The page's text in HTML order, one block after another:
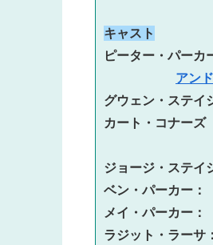
キャスト
ピーター・パーカ
アン
グウェン・ステ
カート・コナー
ジョージ・ステイ
ベン・パーカー：
メイ・パーカー：
ラジット・ラーサ